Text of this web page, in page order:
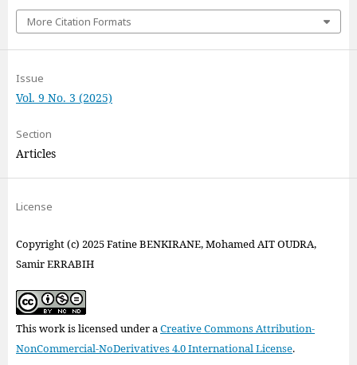
More Citation Formats
Issue
Vol. 9 No. 3 (2025)
Section
Articles
License
Copyright (c) 2025 Fatine BENKIRANE, Mohamed AIT OUDRA,
Samir ERRABIH
This work is licensed under aCreative Commons Attribution-
NonCommercial-NoDerivatives 4.0 International License.